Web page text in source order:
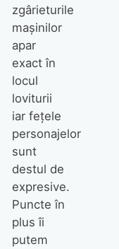
zgârieturile
maşinilor
apar
exact în
locul
loviturii
iar feţele
personajelor
sunt
destul de
expresive.
Puncte în
plus îi
putem